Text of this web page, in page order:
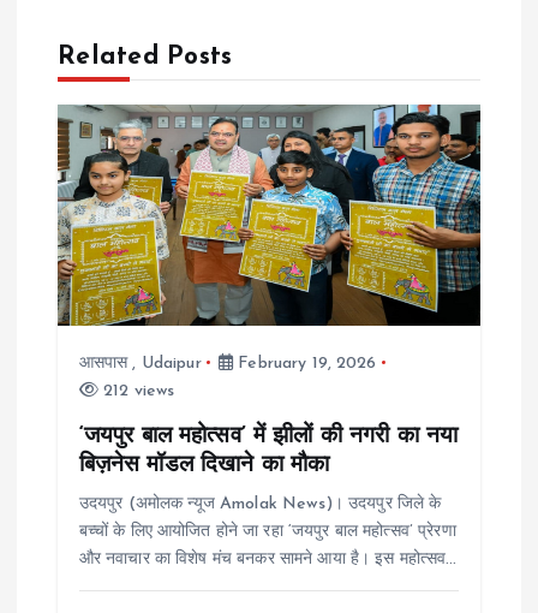
a
v
g
a
Related Posts
आसपास, Udaipur
February 19, 2026
212 views
‘जयपुर बाल महोत्सव’ में झीलों की नगरी का नया
बिज़नेस मॉडल दिखाने का मौका
उदयपुर (अमोलक न्यूज Amolak News)। उदयपुर जिले के
बच्चों के लिए आयोजित होने जा रहा ‘जयपुर बाल महोत्सव’ प्रेरणा
और नवाचार का विशेष मंच बनकर सामने आया है। इस महोत्सव…